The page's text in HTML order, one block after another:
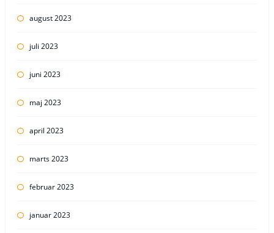
august 2023
juli 2023
juni 2023
maj 2023
april 2023
marts 2023
februar 2023
januar 2023